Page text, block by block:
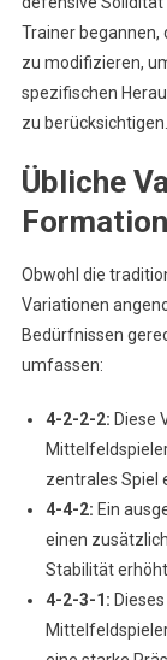
Trainer begannen,
zu modifizieren,
spezifischen
zu berücksichtigen.
Übliche
Formation
Obwohl die
Variationen
Bedürfnissen
umfassen:
4-2-2-2: Diese
zentrales Spiel
4-4-2: Ein
einen
Stabilität
4-2-3-1: